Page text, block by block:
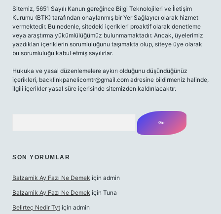
Sitemiz, 5651 Sayılı Kanun gereğince Bilgi Teknolojileri ve İletişim
Kurumu (BTK) tarafından onaylanmış bir Yer Sağlayıcı olarak hizmet
vermektedir. Bu nedenle, sitedeki içerikleri proaktif olarak denetleme
veya araştırma yükümlülüğümüz bulunmamaktadır. Ancak, üyelerimiz
yazdıkları içeriklerin sorumluluğunu taşımakta olup, siteye üye olarak
bu sorumluluğu kabul etmiş sayılırlar.
Hukuka ve yasal düzenlemelere aykırı olduğunu düşündüğünüz
içerikleri, backlinkpanelicomtr@gmail.com adresine bildirmeniz halinde,
ilgili içerikler yasal süre içerisinde sitemizden kaldırılacaktır.
SON YORUMLAR
Balzamik Ay Fazı Ne Demek için admin
Balzamik Ay Fazı Ne Demek için Tuna
Belirteç Nedir Tyt için admin